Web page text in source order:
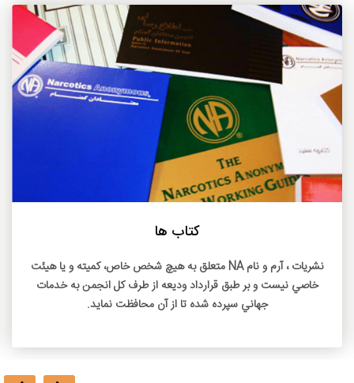
کتاب ها
نشريات ، آرم و نام NA متعلق به هيچ شخص خاص، کميته و يا هيئت
خاصي نيست و بر طبق قرارداد وديعه از طرف کل انجمن به خدمات
جهاني سپرده شده تا از آن محافظت نمايد.